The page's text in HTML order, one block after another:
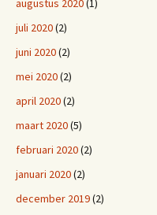
augustus 2020(1)
juli 2020(2)
juni 2020(2)
mei 2020(2)
april 2020(2)
maart 2020(5)
februari 2020(2)
januari 2020(2)
december 2019(2)